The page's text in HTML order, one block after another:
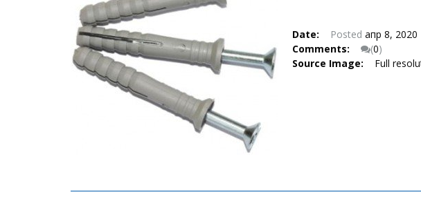
Date: Posted апр 8, 2020
Comments:
(0)
Source Image:
Full